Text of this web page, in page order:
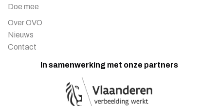
Doe mee
Over OVO
Nieuws
Contact
In samenwerking met onze partners